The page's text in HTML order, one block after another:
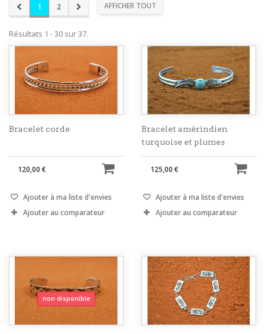
AFFICHER TOUT
1 2
Résultats 1 - 30 sur 37.
Bracelet corde
120,00 €
Ajouter à ma liste d'envies
Ajouter au comparateur
Bracelet amérindien
turquoise et plumes
125,00 €
Ajouter à ma liste d'envies
Ajouter au comparateur
non disponible